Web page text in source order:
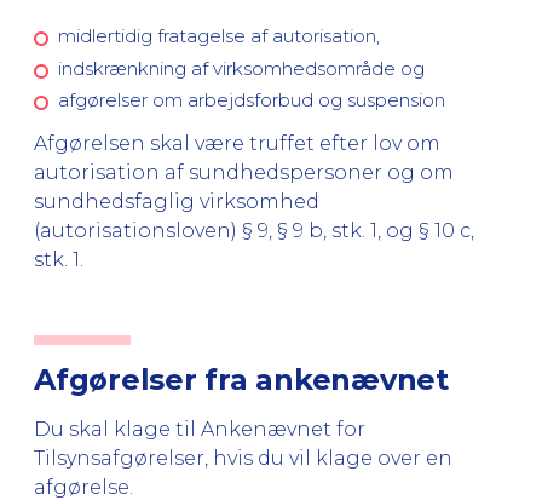
midlertidig fratagelse af autorisation,
indskrænkning af virksomhedsområde og
afgørelser om arbejdsforbud og suspension
Afgørelsen skal være truffet efter lov om
autorisation af sundhedspersoner og om
sundhedsfaglig virksomhed
(autorisationsloven) § 9, § 9 b, stk. 1, og § 10 c,
stk. 1.
Afgørelser fra ankenævnet
Du skal klage til Ankenævnet for
Tilsynsafgørelser, hvis du vil klage over en
afgørelse.